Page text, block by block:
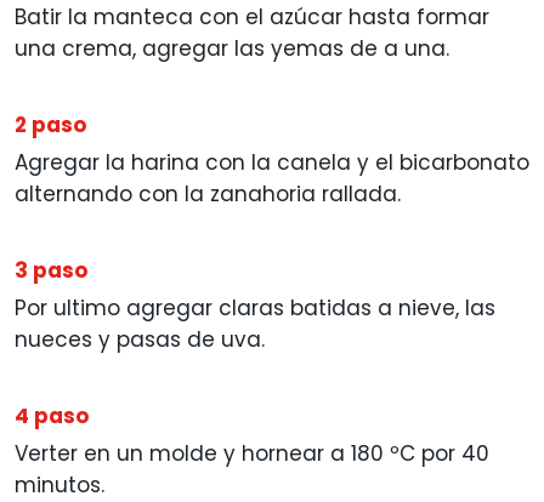
Batir la manteca con el azúcar hasta formar
una crema, agregar las yemas de a una.
2 paso
Agregar la harina con la canela y el bicarbonato
alternando con la zanahoria rallada.
3 paso
Por ultimo agregar claras batidas a nieve, las
nueces y pasas de uva.
4 paso
Verter en un molde y hornear a 180 ºC por 40
minutos.